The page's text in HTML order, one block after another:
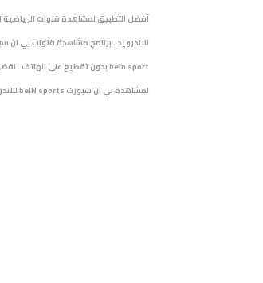
لمشاهدة بي ان سبورت beIN sports للاندرويد.